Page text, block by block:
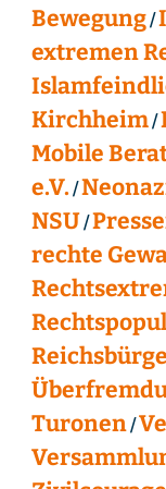
Bewegung
extremen
Kirchheim
Mobile
e.V.
NSU
rechte
Turonen